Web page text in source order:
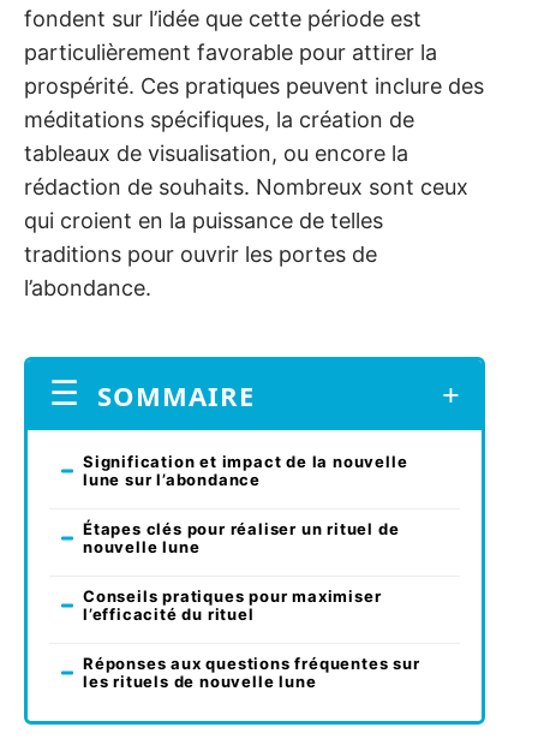
fondent sur l’idée que cette période est
particulièrement favorable pour attirer la
prospérité. Ces pratiques peuvent inclure des
méditations spécifiques, la création de
tableaux de visualisation, ou encore la
rédaction de souhaits. Nombreux sont ceux
qui croient en la puissance de telles
traditions pour ouvrir les portes de
l’abondance.
SOMMAIRE
Signification et impact de la nouvelle
lune sur l’abondance
Étapes clés pour réaliser un rituel de
nouvelle lune
Conseils pratiques pour maximiser
l’efficacité du rituel
Réponses aux questions fréquentes sur
les rituels de nouvelle lune